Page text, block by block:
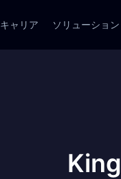
キャリア ソリューション